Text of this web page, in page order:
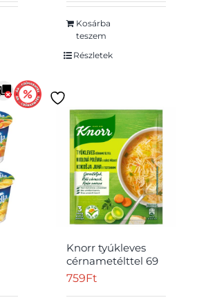
Kosárba
teszem
Részletek
Knorr tyúkleves
cérnametélttel 69
g
759Ft